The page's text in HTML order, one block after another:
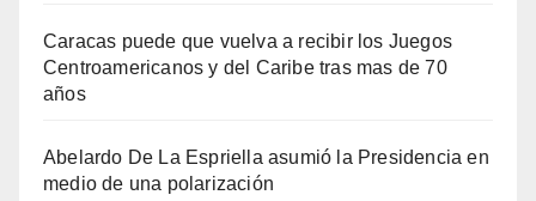
Caracas puede que vuelva a recibir los Juegos
Centroamericanos y del Caribe tras mas de 70
años
Abelardo De La Espriella asumió la Presidencia en
medio de una polarización